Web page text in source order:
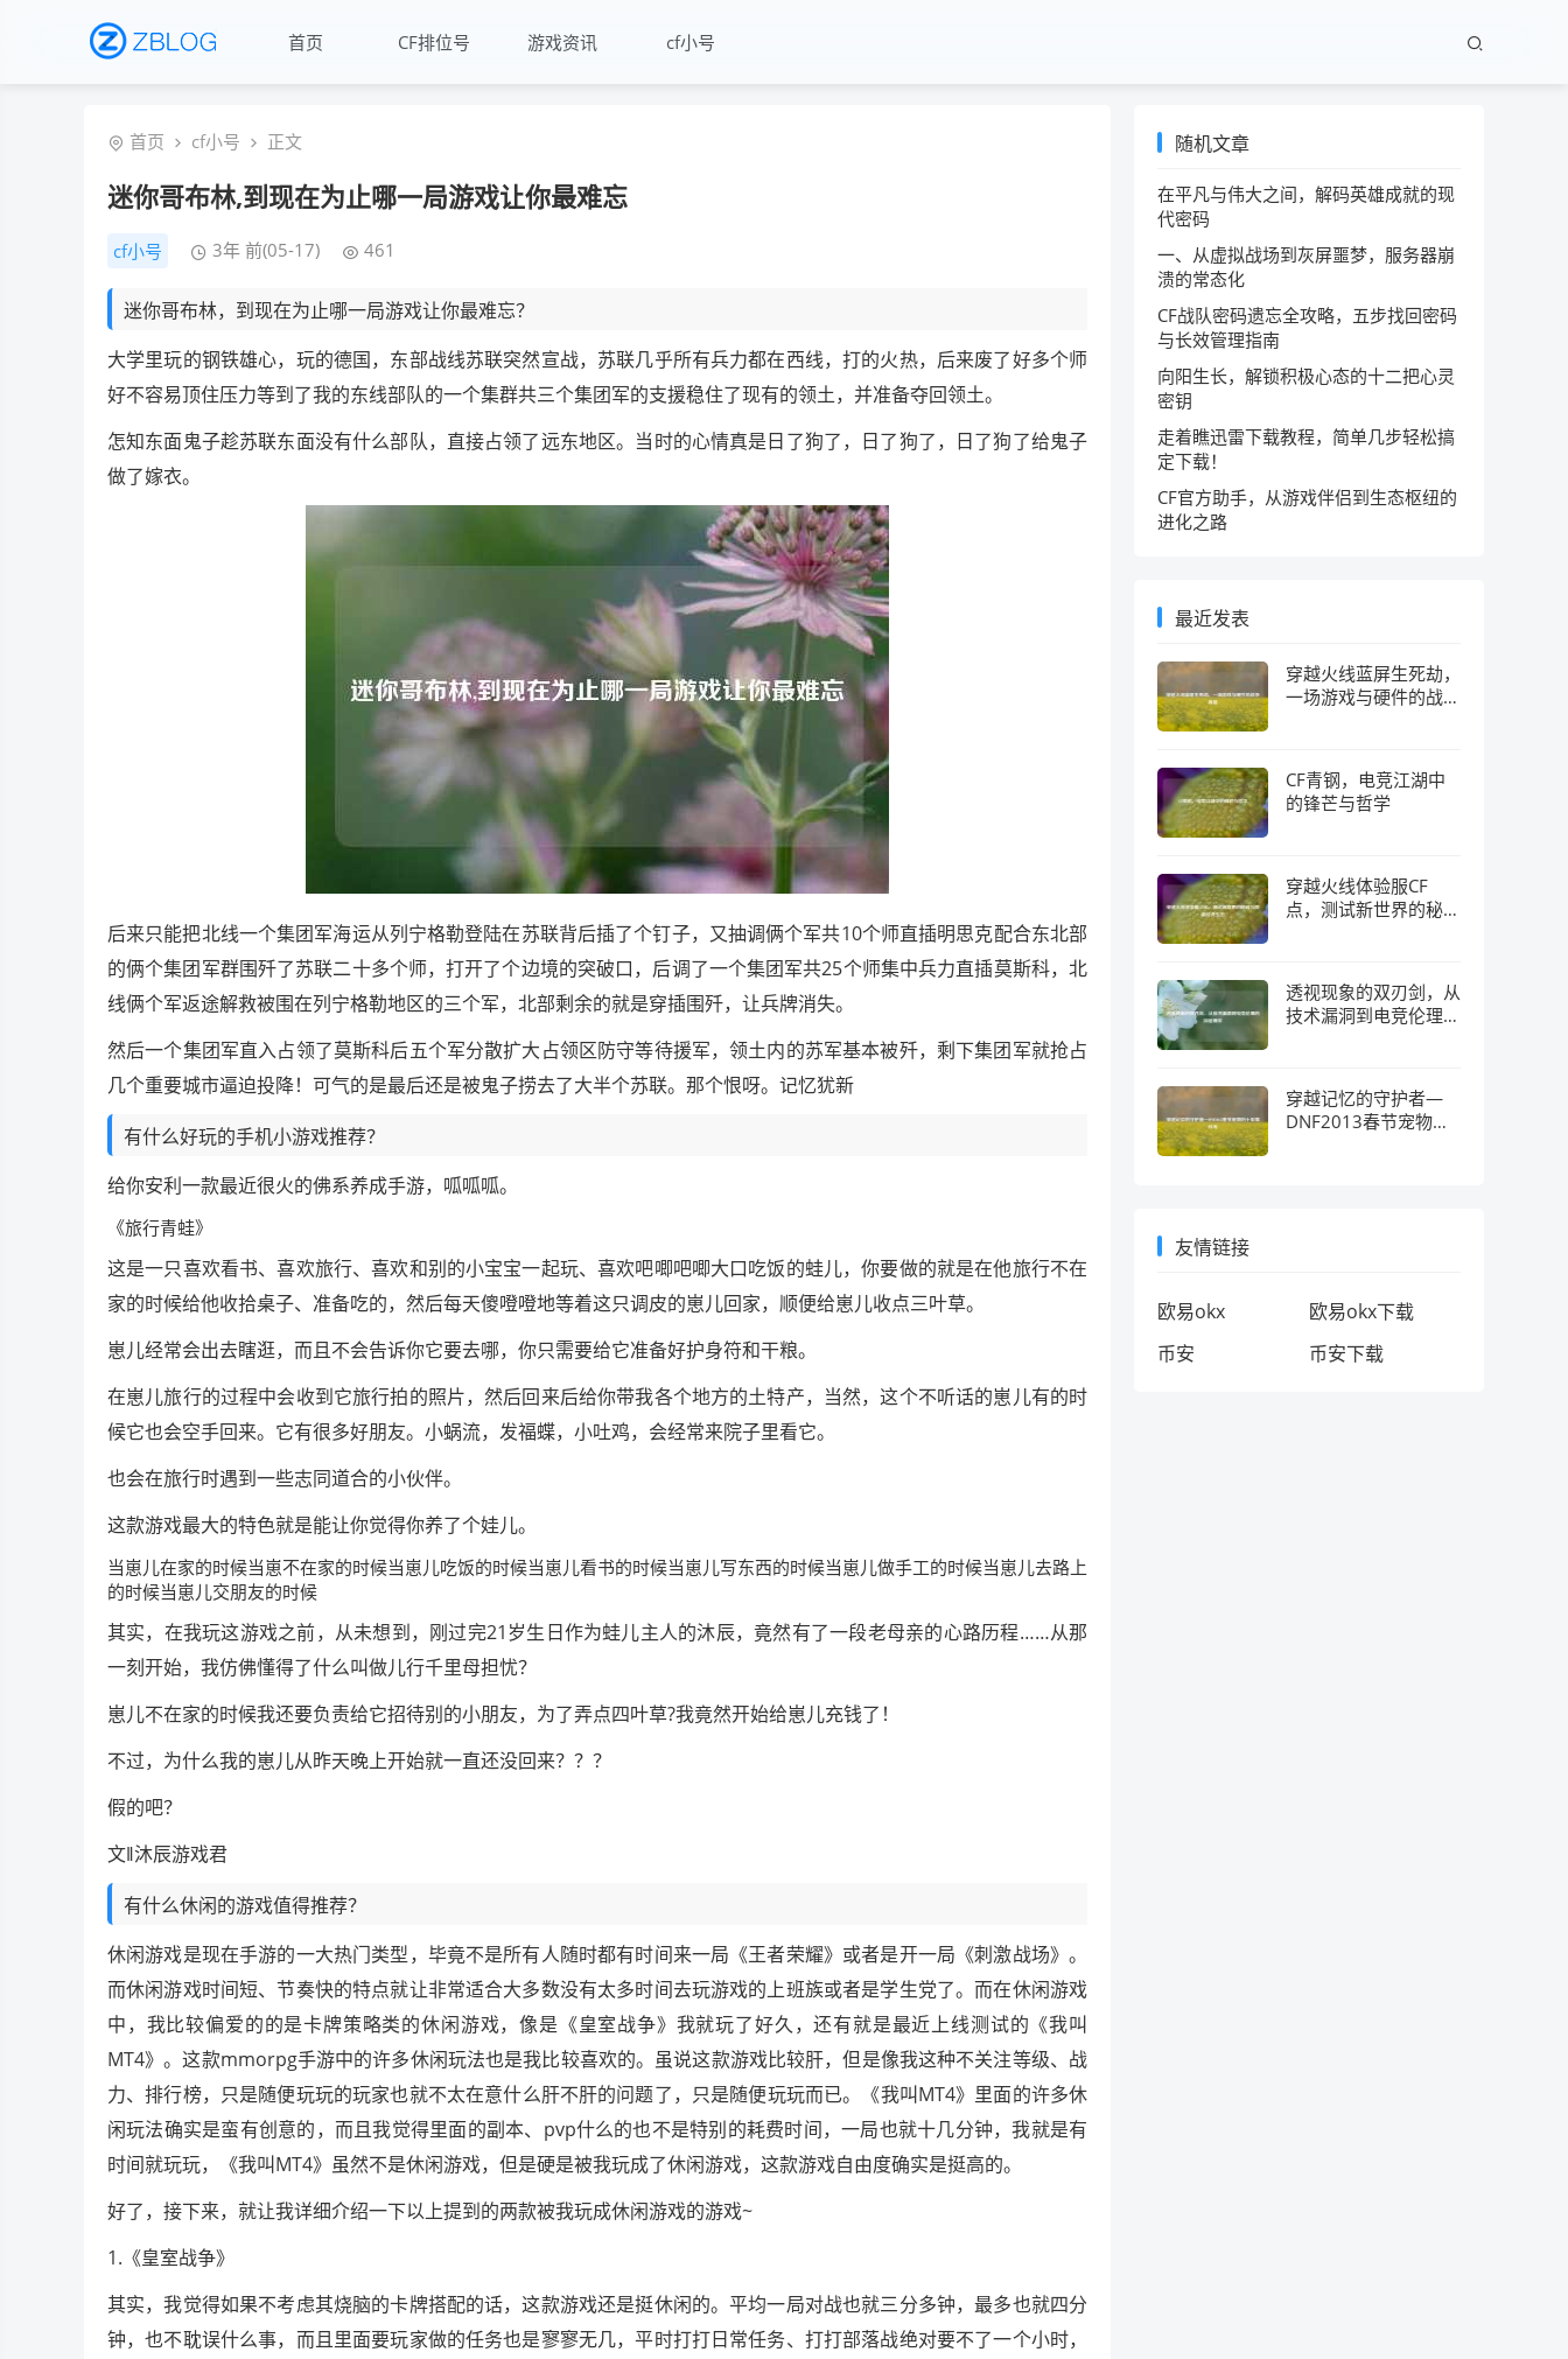
首页 CF排位号 游戏资讯 cf小号
首页 cf小号 正文
迷你哥布林,到现在为止哪一局游戏让你最难忘
cf小号 3年 前(05-17) 461
迷你哥布林，到现在为止哪一局游戏让你最难忘？
大学里玩的钢铁雄心，玩的德国，东部战线苏联突然宣战，苏联几乎所有兵力都在西线，打的火热，后来废了好多个师
好不容易顶住压力等到了我的东线部队的一个集群共三个集团军的支援稳住了现有的领土，并准备夺回领土。
怎知东面鬼子趁苏联东面没有什么部队，直接占领了远东地区。当时的心情真是日了狗了，日了狗了，日了狗了给鬼子
做了嫁衣。
后来只能把北线一个集团军海运从列宁格勒登陆在苏联背后插了个钉子，又抽调俩个军共10个师直插明思克配合东北部
的俩个集团军群围歼了苏联二十多个师，打开了个边境的突破口，后调了一个集团军共25个师集中兵力直插莫斯科，北
线俩个军返途解救被围在列宁格勒地区的三个军，北部剩余的就是穿插围歼，让兵牌消失。
然后一个集团军直入占领了莫斯科后五个军分散扩大占领区防守等待援军，领土内的苏军基本被歼，剩下集团军就抢占
几个重要城市逼迫投降！可气的是最后还是被鬼子捞去了大半个苏联。那个恨呀。记忆犹新
有什么好玩的手机小游戏推荐？
给你安利一款最近很火的佛系养成手游，呱呱呱。
《旅行青蛙》
这是一只喜欢看书、喜欢旅行、喜欢和别的小宝宝一起玩、喜欢吧唧吧唧大口吃饭的蛙儿，你要做的就是在他旅行不在
家的时候给他收拾桌子、准备吃的，然后每天傻噔噔地等着这只调皮的崽儿回家，顺便给崽儿收点三叶草。
崽儿经常会出去瞎逛，而且不会告诉你它要去哪，你只需要给它准备好护身符和干粮。
在崽儿旅行的过程中会收到它旅行拍的照片，然后回来后给你带我各个地方的土特产，当然，这个不听话的崽儿有的时
候它也会空手回来。它有很多好朋友。小蜗流，发福蝶，小吐鸡，会经常来院子里看它。
也会在旅行时遇到一些志同道合的小伙伴。
这款游戏最大的特色就是能让你觉得你养了个娃儿。
当崽儿在家的时候当崽不在家的时候当崽儿吃饭的时候当崽儿看书的时候当崽儿写东西的时候当崽儿做手工的时候当崽儿去路上
的时候当崽儿交朋友的时候
其实，在我玩这游戏之前，从未想到，刚过完21岁生日作为蛙儿主人的沐辰，竟然有了一段老母亲的心路历程……从那
一刻开始，我仿佛懂得了什么叫做儿行千里母担忧？
崽儿不在家的时候我还要负责给它招待别的小朋友，为了弄点四叶草?我竟然开始给崽儿充钱了！
不过，为什么我的崽儿从昨天晚上开始就一直还没回来？？？
假的吧？
文‖沐辰游戏君
有什么休闲的游戏值得推荐？
休闲游戏是现在手游的一大热门类型，毕竟不是所有人随时都有时间来一局《王者荣耀》或者是开一局《刺激战场》。
而休闲游戏时间短、节奏快的特点就让非常适合大多数没有太多时间去玩游戏的上班族或者是学生党了。而在休闲游戏
中，我比较偏爱的的是卡牌策略类的休闲游戏，像是《皇室战争》我就玩了好久，还有就是最近上线测试的《我叫
MT4》。这款mmorpg手游中的许多休闲玩法也是我比较喜欢的。虽说这款游戏比较肝，但是像我这种不关注等级、战
力、排行榜，只是随便玩玩的玩家也就不太在意什么肝不肝的问题了，只是随便玩玩而已。《我叫MT4》里面的许多休
闲玩法确实是蛮有创意的，而且我觉得里面的副本、pvp什么的也不是特别的耗费时间，一局也就十几分钟，我就是有
时间就玩玩，《我叫MT4》虽然不是休闲游戏，但是硬是被我玩成了休闲游戏，这款游戏自由度确实是挺高的。
好了，接下来，就让我详细介绍一下以上提到的两款被我玩成休闲游戏的游戏~
1.《皇室战争》
其实，我觉得如果不考虑其烧脑的卡牌搭配的话，这款游戏还是挺休闲的。平均一局对战也就三分多钟，最多也就四分
钟，也不耽误什么事，而且里面要玩家做的任务也是寥寥无几，平时打打日常任务、打打部落战绝对要不了一个小时，
随机文章
在平凡与伟大之间，解码英雄成就的现
代密码
一、从虚拟战场到灰屏噩梦，服务器崩
溃的常态化
CF战队密码遗忘全攻略，五步找回密码
与长效管理指南
向阳生长，解锁积极心态的十二把心灵
密钥
走着瞧迅雷下载教程，简单几步轻松搞
定下载！
CF官方助手，从游戏伴侣到生态枢纽的
进化之路
最近发表
穿越火线蓝屏生死劫，
一场游戏与硬件的战争
CF青钢，电竞江湖中
的锋芒与哲学
穿越火线体验服CF
点，测试新世界的秘钥
透视现象的双刃剑，从
技术漏洞到电竞伦理的
穿越记忆的守护者—
DNF2013春节宠物的
友情链接
欧易okx
欧易okx下载
币安
币安下载